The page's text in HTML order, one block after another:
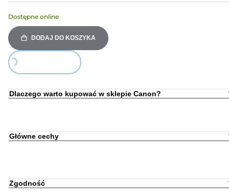
Dostępne online
DODAJ DO KOSZYKA
Loading...
Dlaczego warto kupować w sklepie Canon?
Główne cechy
Zgodność